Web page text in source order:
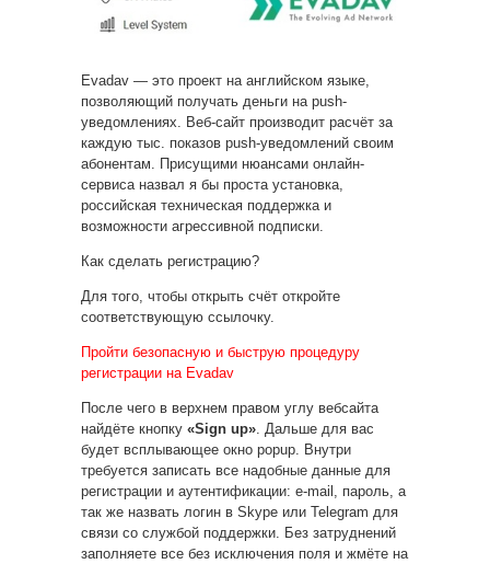
Evadav — это проект на английском языке,
позволяющий получать деньги на push-
уведомлениях. Веб-сайт производит расчёт за
каждую тыс. показов push-уведомлений своим
абонентам. Присущими нюансами онлайн-
сервиса назвал я бы проста установка,
российская техническая поддержка и
возможности агрессивной подписки.
Как сделать регистрацию?
Для того, чтобы открыть счёт откройте
соответствующую ссылочку.
Пройти безопасную и быструю процедуру
регистрации на Evadav
После чего в верхнем правом углу вебсайта
найдёте кнопку «Sign up». Дальше для вас
будет всплывающее окно popup. Внутри
требуется записать все надобные данные для
регистрации и аутентификации: e-mail, пароль, а
так же назвать логин в Skype или Telegram для
связи со службой поддержки. Без затруднений
заполняете все без исключения поля и жмёте на